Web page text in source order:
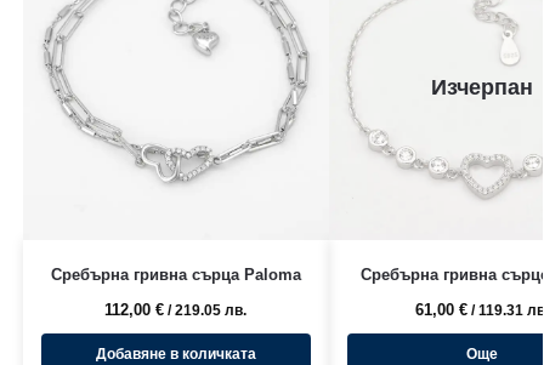
Сребърна гривна сърца Paloma
112,00€ / 219.05 лв.
Добавяне в количката
Изчерпан
Сребърна гривна
61,00 € / 119.31
Още